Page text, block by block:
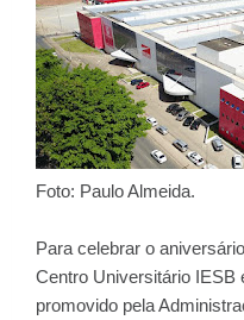
Foto: Paulo Almeida.
Para celebrar o
Centro Universitário IESB
promovido pela